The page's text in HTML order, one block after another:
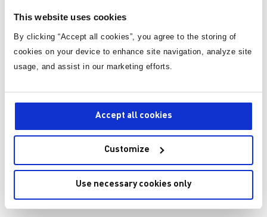
This website uses cookies
By clicking “Accept all cookies”, you agree to the storing of
cookies on your device to enhance site navigation, analyze site
usage, and assist in our marketing efforts.
Accept all cookies
Customize
Use necessary cookies only
（ZCMTRANS）。我们需要了解如何得到CM阻抗。
图 6 显示了如何用电压源替代反激式 EMI 模型中的开
关。原边和副边开关的电压分别为 VPRI和 VSEC。利用叠
加定理可以评估这两个源对 CM 电流的影响。辐射 EMI
型中原边与副边之间的阻抗， VCM是戴维南等效模型中的
电压源。